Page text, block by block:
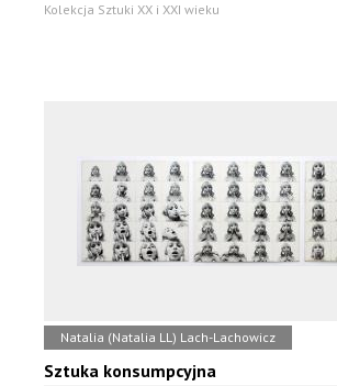
Kolekcja Sztuki XX i XXI wieku
Natalia (Natalia LL) Lach-Lachowicz
Sztuka konsumpcyjna